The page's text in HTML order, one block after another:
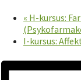
« H-kursus:
I-kursus: